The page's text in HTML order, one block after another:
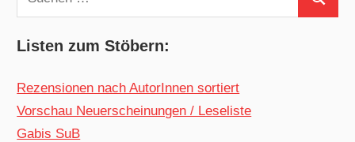
nach:
Suchen
Listen zum Stöbern:
Rezensionen nach AutorInnen sortiert
Vorschau Neuerscheinungen / Leseliste
Gabis SuB